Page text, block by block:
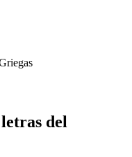
del